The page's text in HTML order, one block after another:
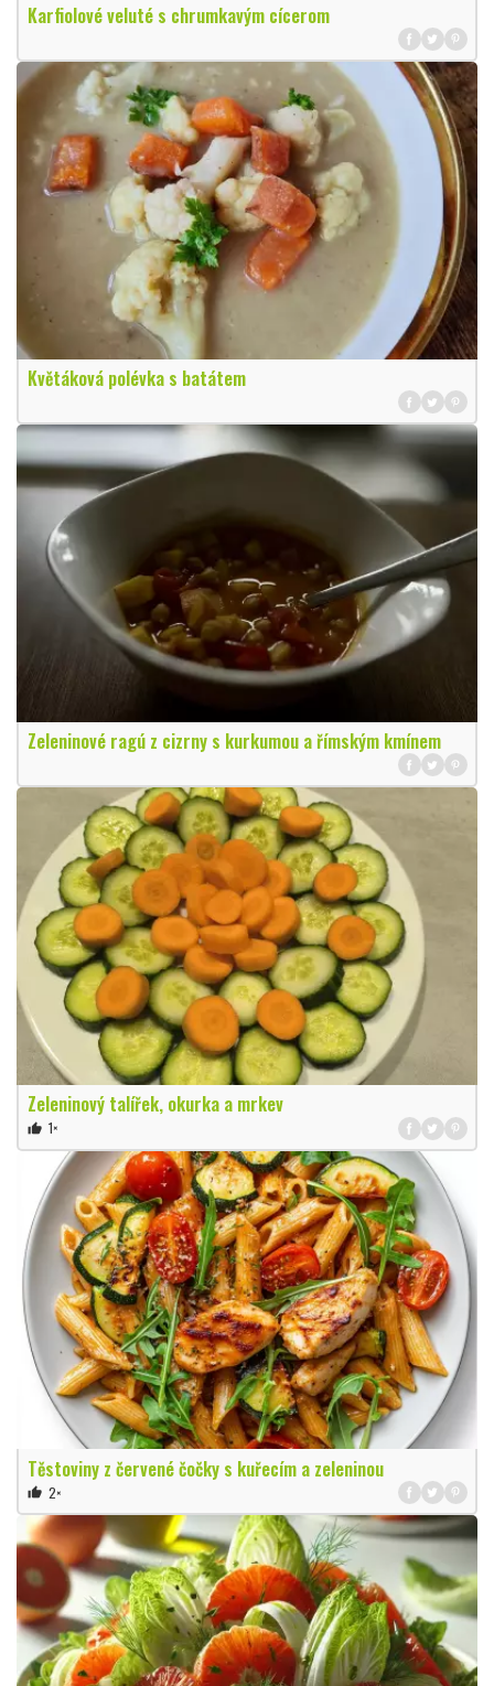
Karfiolové veluté s chrumkavým cícerom
Květáková polévka s batátem
Zeleninové ragú z cizrny s kurkumou a římským kmínem
Zeleninový talířek, okurka a mrkev
thumb_up 1×
Těstoviny z červené čočky s kuřecím a zeleninou
thumb_up 2×